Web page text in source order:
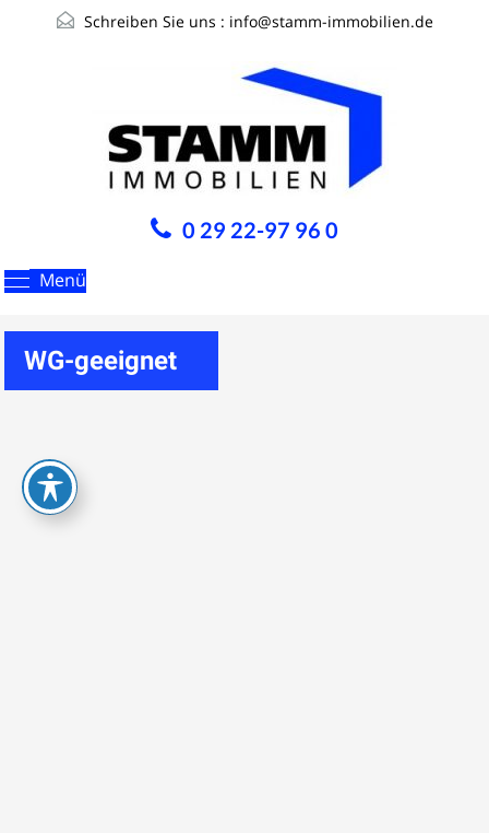
Schreiben Sie uns : info@stamm-immobilien.de
0 29 22-97 96 0
Menü
WG-geeignet